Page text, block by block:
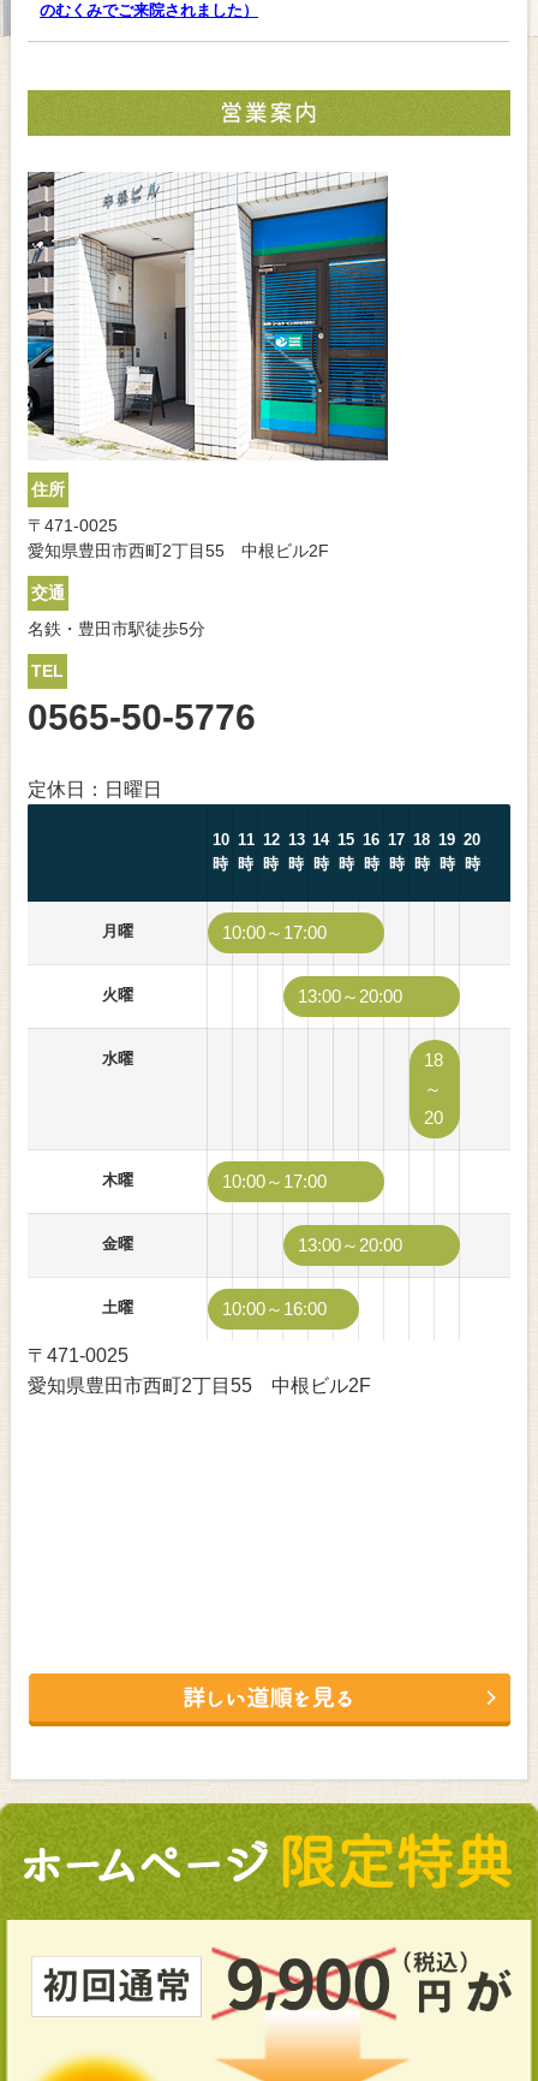
のむくみでご来院されました）
住所
〒471-0025
愛知県豊田市西町2丁目55 中根ビル2F
交通
名鉄・豊田市駅徒歩5分
TEL
0565-50-5776
定休日：日曜日
10
時
11
時
12
時
13
時
14
時
15
時
16
時
17
時
18
時
19
時
20
時
月曜 10:00～17:00
火曜 13:00～20:00
水曜
18
～
20
木曜 10:00～17:00
金曜 13:00～20:00
土曜 10:00～16:00
〒471-0025
愛知県豊田市西町2丁目55 中根ビル2F